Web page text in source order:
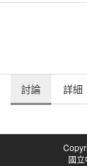
討論 詳細
國